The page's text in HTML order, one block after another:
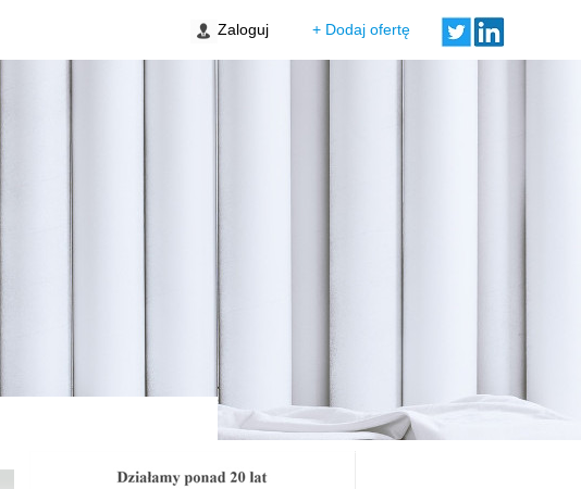
+ Dodaj ofertę
Zaloguj
Warszawa Praga Południe